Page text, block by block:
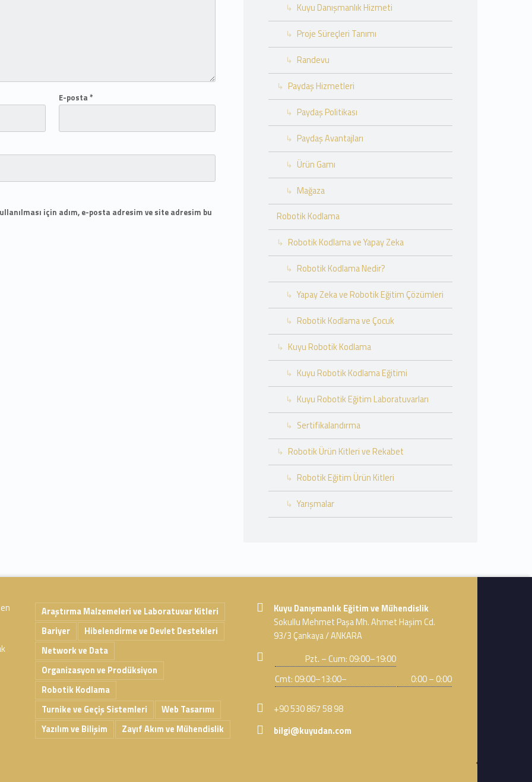
E-posta*
için adım, e-posta adresim ve site adresim bu
Kuyu Danışmanlık Hizmeti
Proje Süreçleri Tanımı
Randevu
Paydaş Hizmetleri
Paydaş Politikası
Paydaş Avantajları
Ürün Gamı
Mağaza
Robotik Kodlama
Robotik Kodlama ve Yapay Zeka
Robotik Kodlama Nedir?
Yapay Zeka ve Robotik Eğitim Çözümleri
Robotik Kodlama ve Çocuk
Kuyu Robotik Kodlama
Kuyu Robotik Kodlama Eğitimi
Kuyu Robotik Eğitim Laboratuvarları
Sertifikalandırma
Robotik Ürün Kitleri ve Rekabet
Robotik Eğitim Ürün Kitleri
Yarışmalar
Araştırma Malzemeleri ve Laboratuvar Kitleri
Bariyer
Hibelendirme ve Devlet Destekleri
Network ve Data
Organizasyon ve Prodüksiyon
Robotik Kodlama
Turnike ve Geçiş Sistemleri
Web Tasarımı
Yazılım ve Bilişim
Zayıf Akım ve Mühendislik
Address:
Kuyu Danışmanlık Eğitim ve Mühendislik
Sokullu Mehmet Paşa Mh. Ahmet Haşim Cd.
93/3 Çankaya / ANKARA
Pzt. – Cum: 09:00–19:00
Cmt: 09:00–13:00–
0:00 – 0:00
Phone number:
+90 530 867 58 98
Email address:
bilgi@kuyudan.com